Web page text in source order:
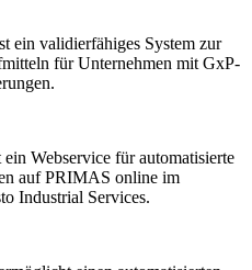
ein validierfähiges System zur
für Unternehmen mit GxP-
Webservice für automatisierte
auf PRIMAS online im
Industrial Services.